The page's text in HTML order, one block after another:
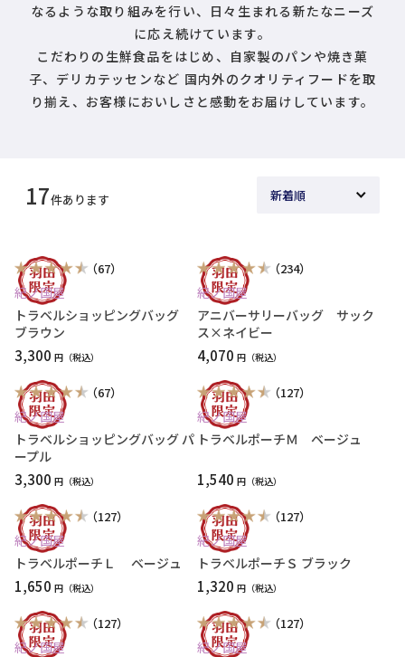
なるような取り組みを行い、日々生まれる新たなニーズ
に応え続けています。
こだわりの生鮮食品をはじめ、自家製のパンや焼き菓
子、デリカテッセンなど 国内外のクオリティフードを取
り揃え、お客様においしさと感動をお届けしています。
17件あります
（67）
紀ノ国屋
トラベルショッピングバッグ
ブラウン
3,300 円
（234）
紀ノ国屋
アニバーサリーバッグ サック
ス×ネイビー
4,070 円
（67）
紀ノ国屋
トラベルショッピングバッグ パ
ープル
3,300 円
（127）
紀ノ国屋
トラベルポーチＭ ベージュ
1,540 円
（127）
紀ノ国屋
トラベルポーチＬ ベージュ
1,650 円
（127）
紀ノ国屋
トラベルポーチＳ ブラック
1,320 円
（127）
紀ノ国屋
（127）
紀ノ国屋